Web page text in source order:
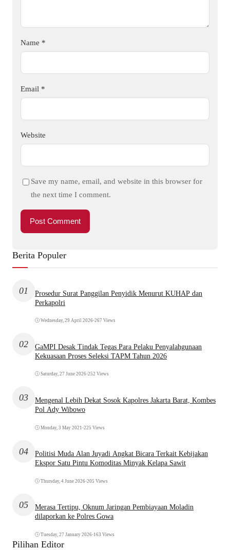
Name *
Email *
Website
Save my name, email, and website in this browser for
the next time I comment.
Berita Populer
01
Prosedur Surat Panggilan Penyidik Menurut KUHAP dan
Perkapolri
Wednesday, 29 April 2026•267 Views
02
GaMPI Desak Tindak Tegas Para Pelaku Penyalahgunaan
Kekuasaan Proses Seleksi TAPM Tahun 2026
Saturday, 27 June 2026•252 Views
03
Mengenal Lebih Dekat Sosok Kapolres Jakarta Barat, Kombes
Pol Ady Wibowo
Monday, 3 May 2021 •225 Views
04
Politisi Muda Alan Juyadi Angkat Bicara Terkait Kebijakan
Ekspor Satu Pintu Komoditas Minyak Kelapa Sawit
Thursday, 4 June 2026•205 Views
05
Merasa Tertipu, Oknum Jaringan Pembiayaan Moladin
dilaporkan ke Polres Gowa
Tuesday, 27 January 2026•163 Views
Pilihan Editor